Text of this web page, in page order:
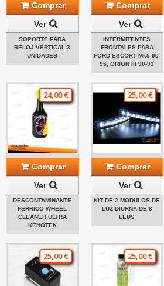
Comprar
Ver
SOPORTE PARA
RELOJ VERTICAL 3
UNIDADES
Comprar
Ver
INTERMITENTES
FRONTALES PARA
FORD ESCORT Mk5 90-
95, ORION III 90-93
24,00 €
Comprar
Ver
DESCONTAMINANTE
FÉRRICO WHEEL
CLEANER ULTRA
KENOTEK
25,00 €
Comprar
Ver
KIT DE 2 MODULOS DE
LUZ DIURNA DE 8
LEDS
25,00 € 25,00 €